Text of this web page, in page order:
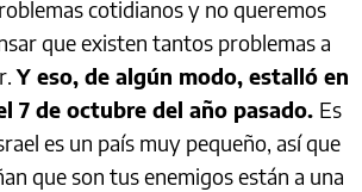
cotidianos y no queremos
que existen tantos problemas a
Y eso, de algún modo, estalló en
7 de octubre del año pasado. Es
es un país muy pequeño, así que
que son tus enemigos están a una